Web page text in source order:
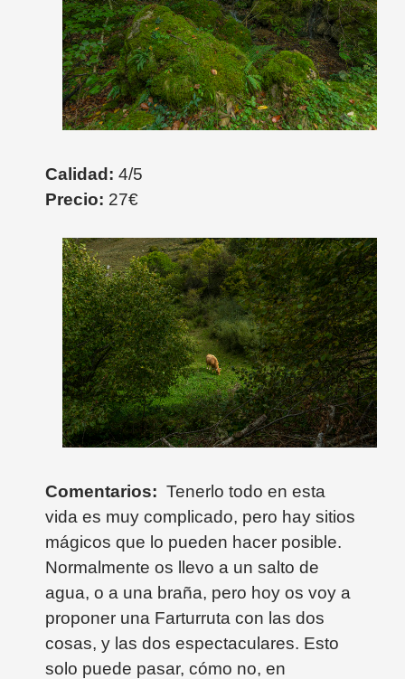
Calidad: 4/5
Precio: 27€
Comentarios: Tenerlo todo en esta
vida es muy complicado, pero hay sitios
mágicos que lo pueden hacer posible.
Normalmente os llevo a un salto de
agua, o a una braña, pero hoy os voy a
proponer una Farturruta con las dos
cosas, y las dos espectaculares. Esto
solo puede pasar, cómo no, en